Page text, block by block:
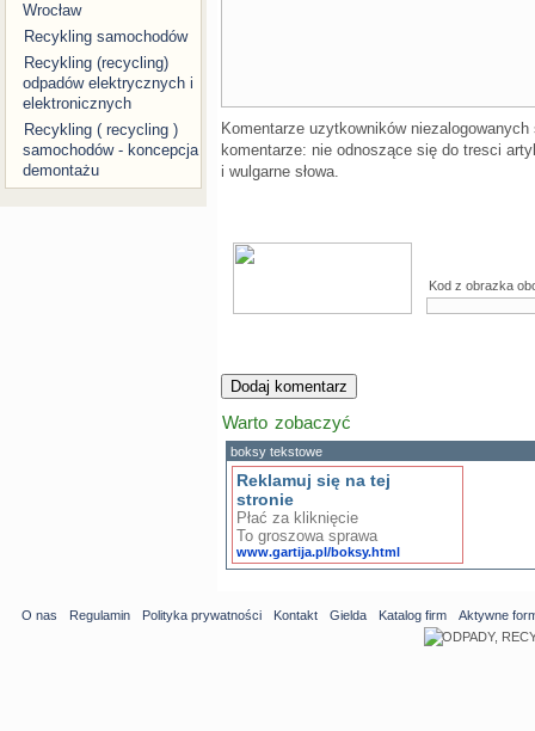
Wrocław
Recykling samochodów
Recykling (recycling)
odpadów elektrycznych i
elektronicznych
Recykling ( recycling )
samochodów - koncepcja
demontażu
Komentarze uzytkowników
komentarze: nie odnoszące się do tresci
i wulgarne słowa.
Kod z obrazka
Warto zobaczyć
boksy tekstowe
Reklamuj się na tej
stronie
Płać za kliknięcie
To groszowa sprawa
www.gartija.pl/boksy.html
O nas Regulamin Polityka prywatności Kontakt Gielda Katalog firm Aktywne